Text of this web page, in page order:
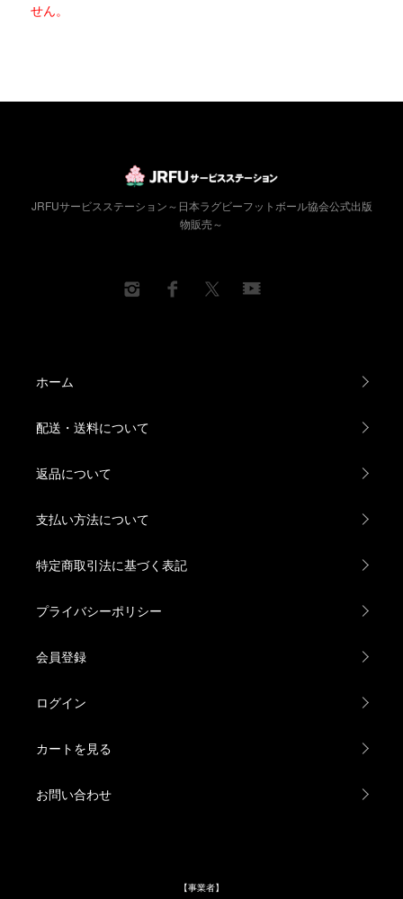
せん。
JRFUサービスステーション～日本ラグビーフットボール協会公式出版
物販売～
ホーム
配送・送料について
返品について
支払い方法について
特定商取引法に基づく表記
プライバシーポリシー
会員登録
ログイン
カートを見る
お問い合わせ
【事業者】